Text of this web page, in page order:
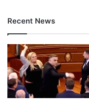
Recent News